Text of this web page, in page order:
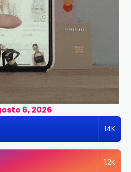
6, 2026
14K
1.2K